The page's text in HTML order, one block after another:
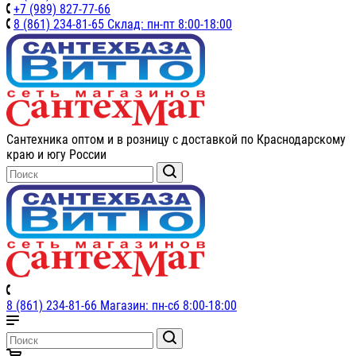
+7 (989) 827-77-66
8 (861) 234-81-65 Склад: пн-пт 8:00-18:00
Сантехника оптом и в розницу с доставкой по Краснодарскому
краю и югу России
8 (861) 234-81-66 Магазин: пн-сб 8:00-18:00